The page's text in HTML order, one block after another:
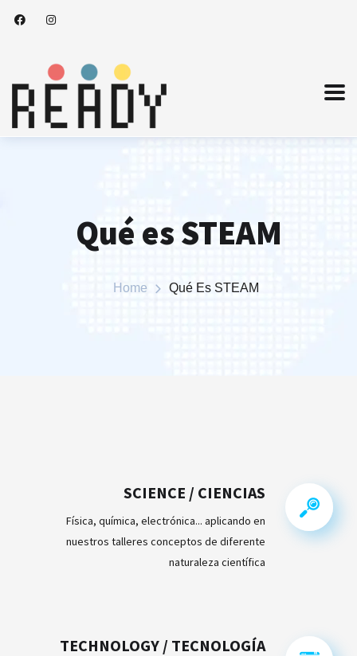
Qué es STEAM
Home Qué Es STEAM
SCIENCE / CIENCIAS
Física, química, electrónica... aplicando en
nuestros talleres conceptos de diferente
naturaleza científica
TECHNOLOGY / TECNOLOGÍA